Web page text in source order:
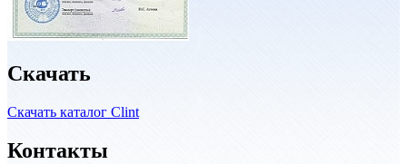
Скачать
Скачать каталог Clint
Контакты